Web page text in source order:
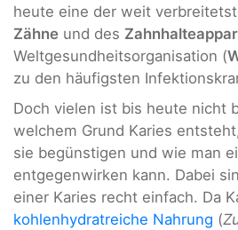
heute eine der weit
Zähne und des
Weltgesundheitsorganisation (
zu den häufigsten
Doch vielen ist bis heute nicht
welchem Grund Karies
sie begünstigen und wie man
entgegenwirken kann. Dabei
einer Karies recht einfach. Da
kohlenhydratreiche Nahrung (